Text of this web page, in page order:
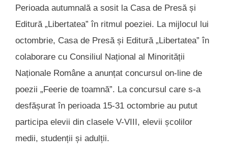
Perioada autumnală a sosit la Casa de Presă și
Editură „Libertatea” în ritmul poeziei. La mijlocul lui
octombrie, Casa de Presă și Editură „Libertatea” în
colaborare cu Consiliul Național al Minorității
Naționale Române a anunțat concursul on-line de
poezii „Feerie de toamnă”. La concursul care s-a
desfășurat în perioada 15-31 octombrie au putut
participa elevii din clasele V-VIII, elevii școlilor
medii, studenții și adulții.